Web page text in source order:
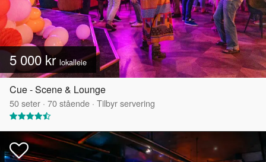
5 000 krlokalleie
Cue - Scene & Lounge
50seter · 70stående · Tilbyr servering